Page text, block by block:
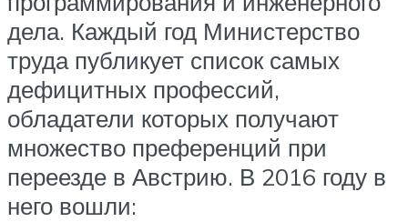
дела. Каждый год Министерство
труда публикует список самых
дефицитных профессий,
обладатели которых получают
множество преференций при
переезде в Австрию. В 2016 году в
него вошли: